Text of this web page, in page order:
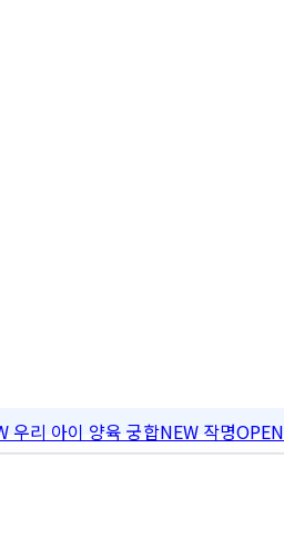
우리 아이 양육 궁합NEW 작명OPEN